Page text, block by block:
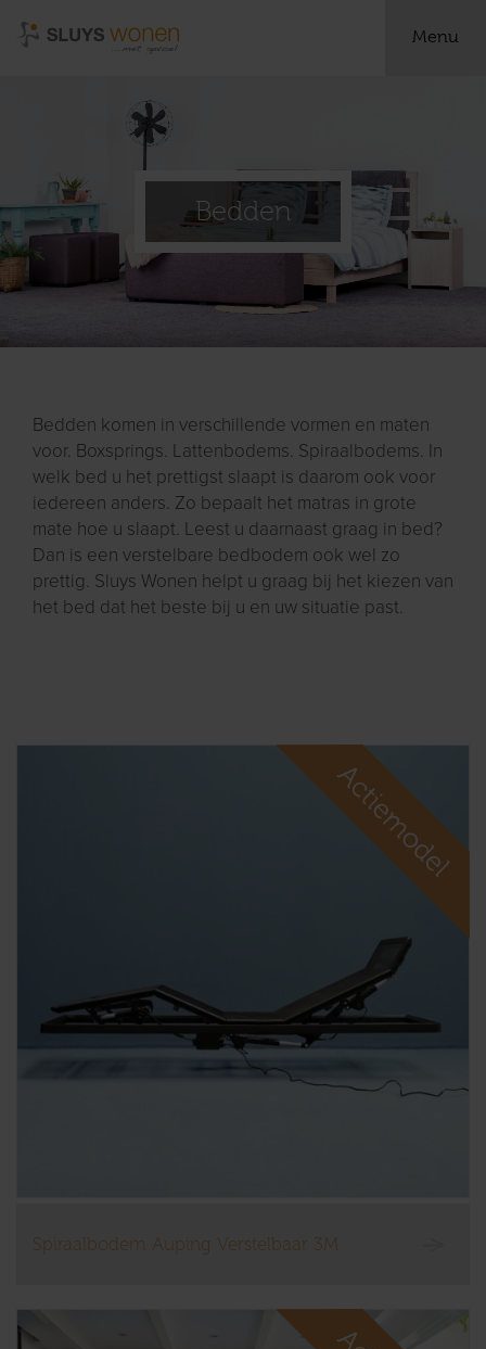
Menu
Bedden
Bedden komen in verschillende vormen en maten
voor. Boxsprings. Lattenbodems. Spiraalbodems. In
welk bed u het prettigst slaapt is daarom ook voor
iedereen anders. Zo bepaalt het matras in grote
mate hoe u slaapt. Leest u daarnaast graag in bed?
Dan is een verstelbare bedbodem ook wel zo
prettig. Sluys Wonen helpt u graag bij het kiezen van
het bed dat het beste bij u en uw situatie past.
Spiraalbodem Auping Verstelbaar 3M